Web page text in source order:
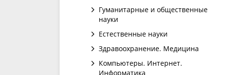
Гуманитарные и общественные
науки
Естественные науки
Здравоохранение. Медицина
Компьютеры. Интернет.
Информатика